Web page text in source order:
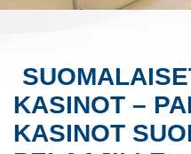
KASINOT –
KASINOT